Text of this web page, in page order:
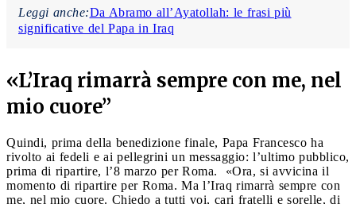
Leggi anche:Da Abramo all’Ayatollah: le frasi più
significative del Papa in Iraq
«L’Iraq rimarrà sempre con me, nel
mio cuore”
Quindi, prima della benedizione finale, Papa Francesco ha
rivolto ai fedeli e ai pellegrini un messaggio: l’ultimo pubblico,
prima di ripartire, l’8 marzo per Roma. «Ora, si avvicina il
momento di ripartire per Roma. Ma l’Iraq rimarrà sempre con
me, nel mio cuore. Chiedo a tutti voi, cari fratelli e sorelle, di